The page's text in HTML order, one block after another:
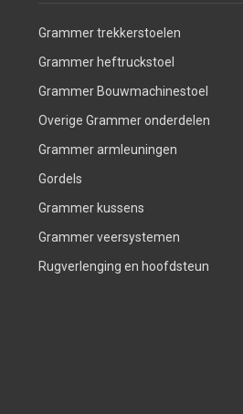
Grammer trekkerstoelen
Grammer heftruckstoel
Grammer Bouwmachinestoel
Overige Grammer onderdelen
Grammer armleuningen
Gordels
Grammer kussens
Grammer veersystemen
Rugverlenging en hoofdsteun